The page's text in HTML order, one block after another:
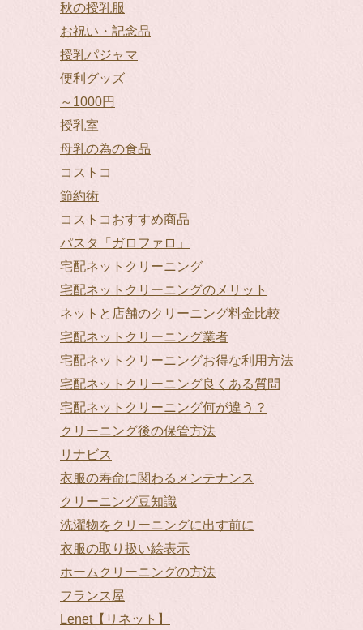
秋の授乳服
お祝い・記念品
授乳パジャマ
便利グッズ
～1000円
授乳室
母乳の為の食品
コストコ
節約術
コストコおすすめ商品
パスタ「ガロファロ」
宅配ネットクリーニング
宅配ネットクリーニングのメリット
ネットと店舗のクリーニング料金比較
宅配ネットクリーニング業者
宅配ネットクリーニングお得な利用方法
宅配ネットクリーニング良くある質問
宅配ネットクリーニング何が違う？
クリーニング後の保管方法
リナビス
衣服の寿命に関わるメンテナンス
クリーニング豆知識
洗濯物をクリーニングに出す前に
衣服の取り扱い絵表示
ホームクリーニングの方法
フランス屋
Lenet【リネット】